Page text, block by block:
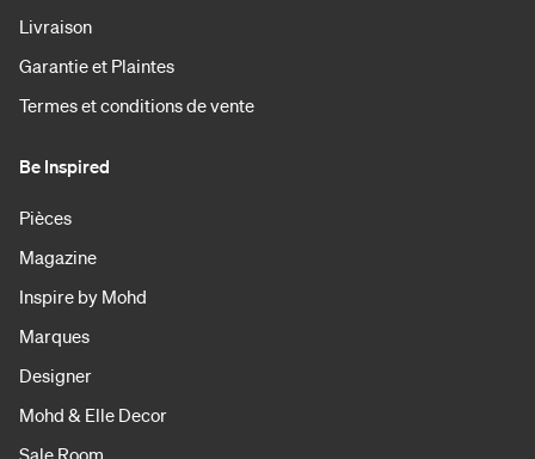
Livraison
Garantie et Plaintes
Termes et conditions de vente
Be Inspired
Pièces
Magazine
Inspire by Mohd
Marques
Designer
Mohd & Elle Decor